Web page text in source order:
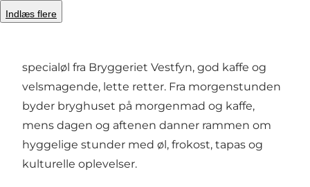
Indlæs flere
Midt i Assens finder du Willemoes Bryghus – et
specialøl fra Bryggeriet Vestfyn, god kaffe og
velsmagende, lette retter. Fra morgenstunden
byder bryghuset på morgenmad og kaffe,
mens dagen og aftenen danner rammen om
hyggelige stunder med øl, frokost, tapas og
kulturelle oplevelser.